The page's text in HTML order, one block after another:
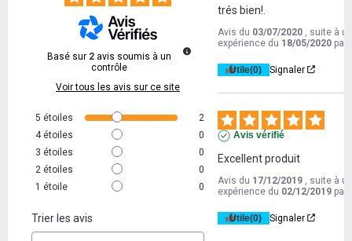
Basé sur 2 avis soumis à un
contrôle
Voir tous les avis sur ce site
5 étoiles
2
4 étoiles
0
3 étoiles
0
2 étoiles
0
1 étoile 0
Trier les avis
trés bien!.
Avis du 03/07/2020
, suite à
expérience du 18/05/2020 par
Utile(0) Signaler
Avis vérifié
Excellent produit
Avis du 17/12/2019
, suite à
expérience du 02/12/2019 par
Utile(0) Signaler